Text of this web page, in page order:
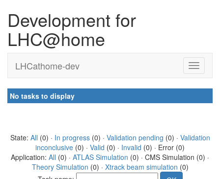
Development for
LHC@home
LHCathome-dev
No tasks to display
State: All (0) · In progress(0) · Validation pending (0) · Validation
inconclusive (0) · Valid (0) · Invalid (0) · Error (0)
Application: All (0) · ATLAS Simulation (0) · CMS Simulation (0) ·
Theory Simulation (0) · Xtrack beam simulation (0)